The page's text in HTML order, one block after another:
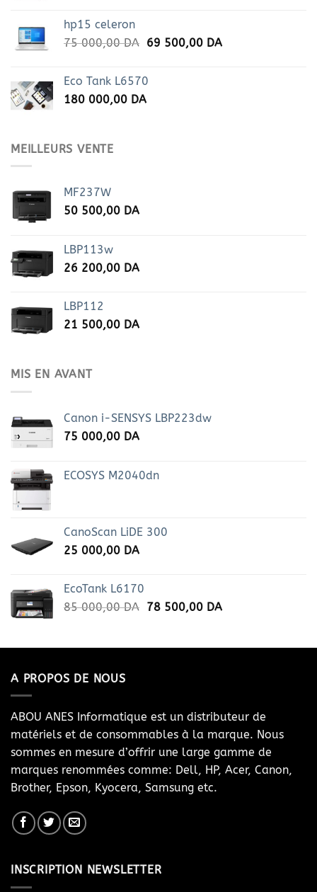
hp15 celeron
75 000,00DA Le
était :
75
69 500,00 DALe
Eco Tank L6570
180 000,00 DA
MEILLEURS VENTE
MF237W
50 500,00 DA
LBP113w
26 200,00 DA
LBP112
21 500,00 DA
MIS EN AVANT
Canon i-SENSYS LBP223dw
75 000,00 DA
ECOSYS M2040dn
CanoScan LiDE 300
25 000,00 DA
EcoTank L6170
85 000,00DA Le
était :
78 500,00 DALe
est :
A PROPOS DE NOUS
ABOU ANES Informatique est un distributeur de
matériels et de consommables à la marque. Nous
sommes en mesure d’offrir une large gamme de
marques renommées comme: Dell, HP, Acer, Canon,
Brother, Epson, Kyocera, Samsung etc.
INSCRIPTION NEWSLETTER